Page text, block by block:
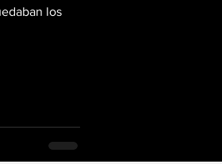
los